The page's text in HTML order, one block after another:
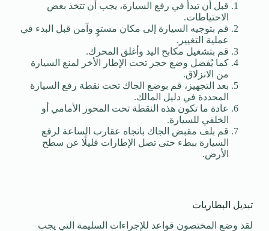
قبل أن تبدأ في رفع السيارة، يجب أن تتخذ بعض
الاحتياطات.
قم بتوجيه السيارة إلى مكان مستوٍ وآمن قبل البدء في
عملية التغيير.
قم بتشغيل مكابح اليد وأغلق المحرك.
كما يُفضل وضع حجر تحت الإطار الأخر لمنع السيارة
من الانزلاق.
بعد التجهيز، قم بوضع الجاك تحت نقطة رفع السيارة
المحددة في دليل المالك.
عادة ما تكون هذه النقطة تحت المحور الأمامي أو
الخلفي للسيارة.
قم بلف مقبض الجاك باتجاه عقارب الساعة لرفع
السيارة ببطء حتى تصل الإطارات قليلًا عن سطح
الأرض.
تبديل البطاريات
لقد وضع المختصون قواعد للإجراءات السليمة التي يجب